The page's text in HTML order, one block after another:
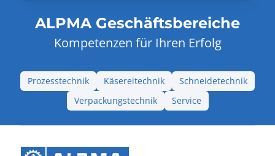
ALPMA Geschäftsbereiche
Kompetenzen für Ihren Erfolg
Prozesstechnik Käsereitechnik
Schneidetechnik
Verpackungstechnik
Service